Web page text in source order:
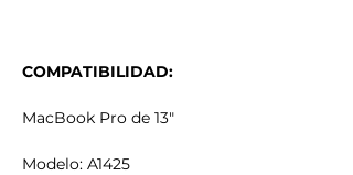
COMPATIBILIDAD:
MacBook Pro de 13"
Modelo: A1425